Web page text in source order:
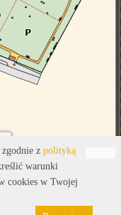
z polityką
warunki
cookies w Twojej